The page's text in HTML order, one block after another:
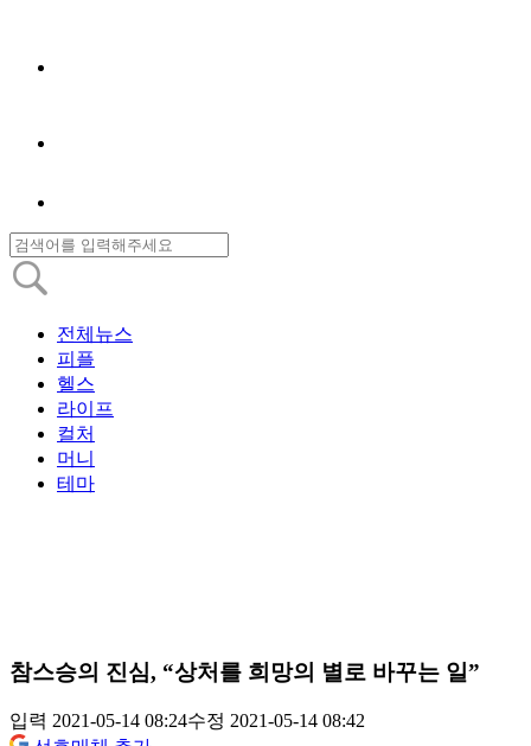
전체뉴스
피플
헬스
라이프
컬처
머니
테마
참스승의 진심, “상처를 희망의 별로 바꾸는 일”
입력 2021-05-14 08:24수정 2021-05-14 08:42